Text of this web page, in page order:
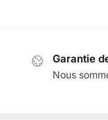
Garantie
Nous